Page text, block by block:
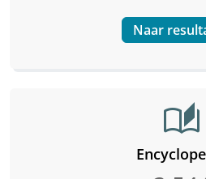
Naar
auto_stories